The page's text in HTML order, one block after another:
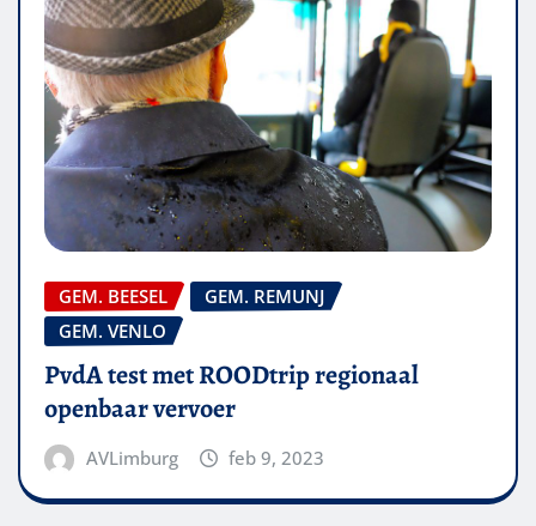
GEM. BEESEL
GEM. REMUNJ
GEM. VENLO
PvdA test met ROODtrip regionaal
openbaar vervoer
AVLimburg feb 9, 2023